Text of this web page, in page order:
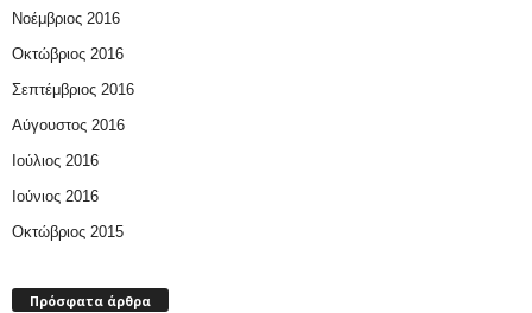
Νοέμβριος 2016
Οκτώβριος 2016
Σεπτέμβριος 2016
Αύγουστος 2016
Ιούλιος 2016
Ιούνιος 2016
Οκτώβριος 2015
Πρόσφατα άρθρα